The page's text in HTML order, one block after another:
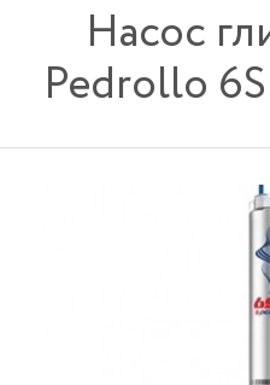
Насос
Pedrollo